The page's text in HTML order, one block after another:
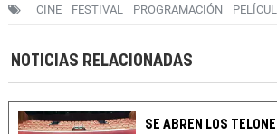
CINE FESTIVAL PROGRAMACIÓN
NOTICIAS RELACIONADAS
SE ABREN LOS